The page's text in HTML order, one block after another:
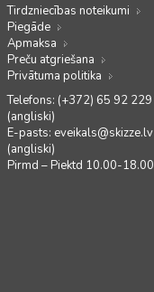
Tirdzniecības noteikumi
Piegāde
Apmaksa
Preču atgriešana
Privātuma politika
Telefons: (+372) 65 92 229
(angliski)
E-pasts: eveikals@skizze.lv
(angliski)
Pirmd – Piektd 10.00-18.00